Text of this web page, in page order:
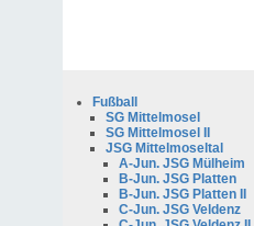
Fußball
SG Mittelmosel
SG Mittelmosel II
JSG Mittelmoseltal
A-Jun. JSG Mülheim
B-Jun. JSG Platten
B-Jun. JSG Platten II
C-Jun. JSG Veldenz